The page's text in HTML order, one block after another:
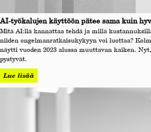
AI-työkalujen käyttöön pätee sama kuin
Mitä AI:llä kannattaa tehdä ja millä
niiden ongelmanratkaisukykyyn voi luottaa?
näytti vuoden 2023 alussa muuttavan kaiken.
pystyvät.
Lue lisää